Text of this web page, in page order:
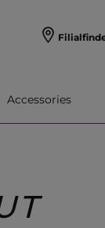
Accessories